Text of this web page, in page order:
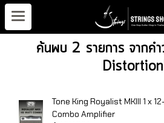
ค้นพบ 2 รายการ จากค
Tone King Royalist MKIII 1 x
Combo Amplifier